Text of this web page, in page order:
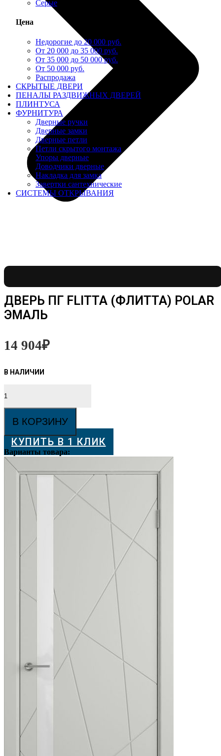
Серые
Цена
Недорогие до 20 000 руб.
От 20 000 до 35 000 руб.
От 35 000 до 50 000 руб.
От 50 000 руб.
Распродажа
СКРЫТЫЕ ДВЕРИ
ПЕНАЛЫ РАЗДВИЖНЫХ ДВЕРЕЙ
ПЛИНТУСА
ФУРНИТУРА
Дверные ручки
Дверные замки
Дверные петли
Петли скрытого монтажа
Упоры дверные
Доводчики дверные
Накладка для замка
Завертки сантехнические
СИСТЕМЫ ОТКРЫВАНИЯ
ДВЕРЬ ПГ FLITTA (ФЛИТТА) POLAR
ЭМАЛЬ
14 904₽
товара
Дверь
FLITTA
POLAR
эмаль
В КОРЗИНУ
КУПИТЬ В 1 КЛИК
Варианты товара: